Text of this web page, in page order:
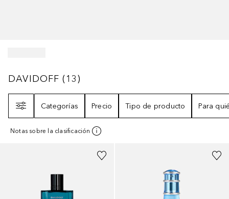
DAVIDOFF 13
DAVIDOFF (13)
Categorías
Precio Tipo de producto Para
Notas sobre la clasificación